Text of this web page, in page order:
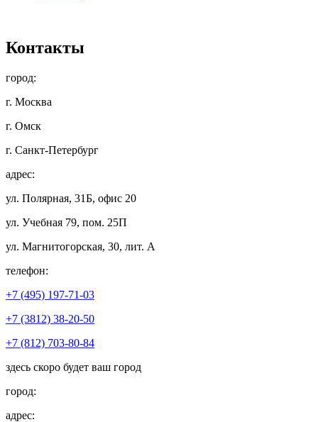
Контакты
город:
г. Москва
г. Омск
г. Санкт-Петербург
адрес:
ул. Полярная, 31Б, офис 20
ул. Учебная 79, пом. 25П
ул. Магнитогорская, 30, лит. А
телефон:
+7 (495) 197-71-03
+7 (3812) 38-20-50
+7 (812) 703-80-84
здесь скоро будет ваш город
город:
адрес: